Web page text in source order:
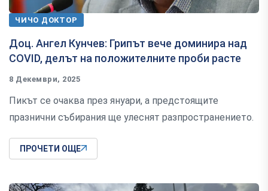
ЧИЧО ДОКТОР
Доц. Ангел Кунчев: Грипът вече доминира над
COVID, делът на положителните проби расте
8 Декември, 2025
Пикът се очаква през януари, а предстоящите
празнични събирания ще улеснят разпространението.
ПРОЧЕТИ ОЩЕ